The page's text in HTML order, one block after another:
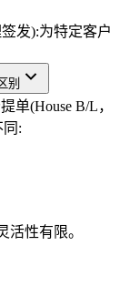
发):为特定客户
别
单(House B/L，
:
活性有限。